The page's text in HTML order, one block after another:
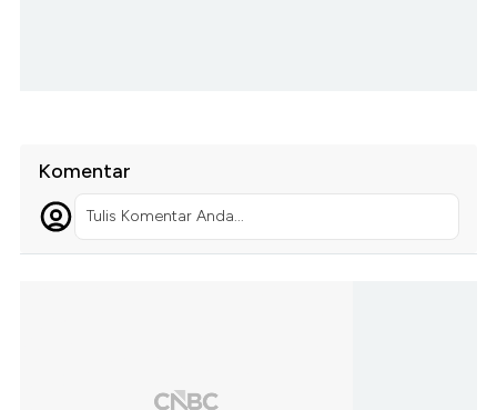
Komentar
Tulis Komentar Anda...